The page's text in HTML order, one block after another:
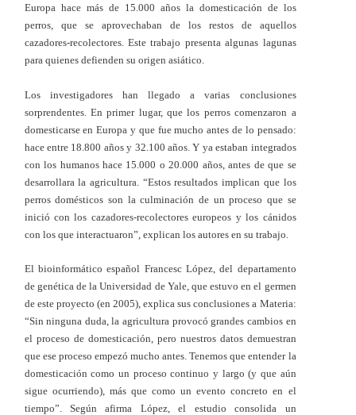
Europa hace más de 15.000 años la domesticación de los
perros, que se aprovechaban de los restos de aquellos
cazadores-recolectores. Este trabajo presenta algunas lagunas
para quienes defienden su origen asiático.
Los investigadores han llegado a varias conclusiones
sorprendentes. En primer lugar, que los perros comenzaron a
domesticarse en Europa y que fue mucho antes de lo pensado:
hace entre 18.800 años y 32.100 años. Y ya estaban integrados
con los humanos hace 15.000 o 20.000 años, antes de que se
desarrollara la agricultura. “Estos resultados implican que los
perros domésticos son la culminación de un proceso que se
inició con los cazadores-recolectores europeos y los cánidos
con los que interactuaron”, explican los autores en su trabajo.
El bioinformático español Francesc López, del departamento
de genética de la Universidad de Yale, que estuvo en el germen
de este proyecto (en 2005), explica sus conclusiones a Materia:
“Sin ninguna duda, la agricultura provocó grandes cambios en
el proceso de domesticación, pero nuestros datos demuestran
que ese proceso empezó mucho antes. Tenemos que entender la
domesticación como un proceso continuo y largo (y que aún
sigue ocurriendo), más que como un evento concreto en el
tiempo”. Según afirma López, el estudio consolida un